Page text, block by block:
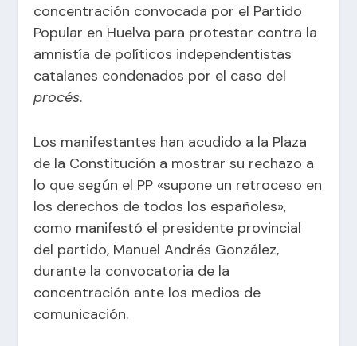
concentración convocada por el Partido
Popular en Huelva para protestar contra la
amnistía de políticos independentistas
catalanes condenados por el caso del
procés.
Los manifestantes han acudido a la Plaza
de la Constitución a mostrar su rechazo a
lo que según el PP «supone un retroceso en
los derechos de todos los españoles»,
como manifestó el presidente provincial
del partido, Manuel Andrés González,
durante la convocatoria de la
concentración ante los medios de
comunicación.